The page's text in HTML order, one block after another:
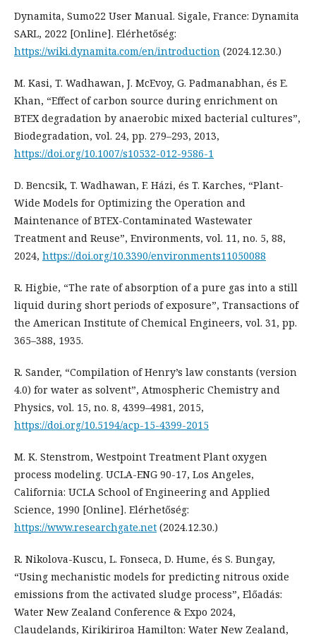
Dynamita, Sumo22 User Manual. Sigale, France: Dynamita
SARL, 2022 [Online]. Elérhetőség:
https://wiki.dynamita.com/en/introduction (2024.12.30.)
M. Kasi, T. Wadhawan, J. McEvoy, G. Padmanabhan, és E.
Khan, “Effect of carbon source during enrichment on
BTEX degradation by anaerobic mixed bacterial cultures”,
Biodegradation, vol. 24, pp. 279–293, 2013,
https://doi.org/10.1007/s10532-012-9586-1
D. Bencsik, T. Wadhawan, F. Házi, és T. Karches, “Plant-
Wide Models for Optimizing the Operation and
Maintenance of BTEX-Contaminated Wastewater
Treatment and Reuse”, Environments, vol. 11, no. 5, 88,
2024, https://doi.org/10.3390/environments11050088
R. Higbie, “The rate of absorption of a pure gas into a still
liquid during short periods of exposure”, Transactions of
the American Institute of Chemical Engineers, vol. 31, pp.
365–388, 1935.
R. Sander, “Compilation of Henry’s law constants (version
4.0) for water as solvent”, Atmospheric Chemistry and
Physics, vol. 15, no. 8, 4399–4981, 2015,
https://doi.org/10.5194/acp-15-4399-2015
M. K. Stenstrom, Westpoint Treatment Plant oxygen
process modeling. UCLA-ENG 90-17, Los Angeles,
California: UCLA School of Engineering and Applied
Science, 1990 [Online]. Elérhetőség:
https://www.researchgate.net (2024.12.30.)
R. Nikolova-Kuscu, L. Fonseca, D. Hume, és S. Bungay,
“Using mechanistic models for predicting nitrous oxide
emissions from the activated sludge process”, Előadás:
Water New Zealand Conference & Expo 2024,
Claudelands, Kirikiriroa Hamilton: Water New Zealand,